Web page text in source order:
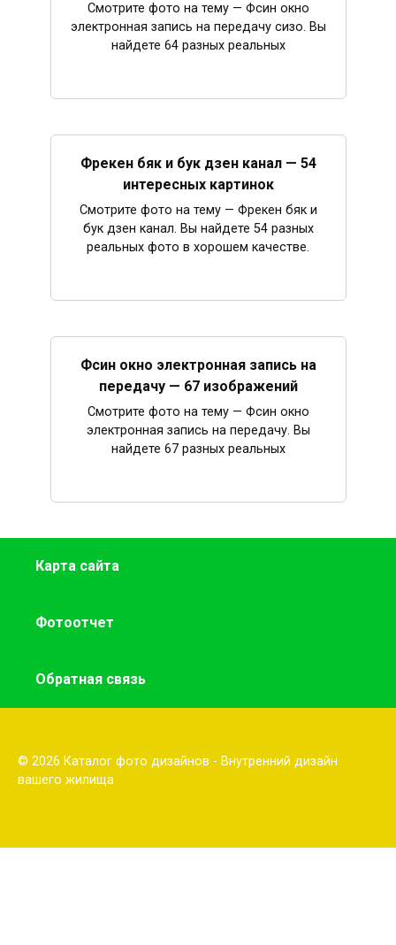
Смотрите фото на тему — Фсин окно
электронная запись на передачу сизо. Вы
найдете 64 разных реальных
Фрекен бяк и бук дзен канал — 54
интересных картинок
Смотрите фото на тему — Фрекен бяк и
бук дзен канал. Вы найдете 54 разных
реальных фото в хорошем качестве.
Фсин окно электронная запись на
передачу — 67 изображений
Смотрите фото на тему — Фсин окно
электронная запись на передачу. Вы
найдете 67 разных реальных
Карта сайта
Фотоотчет
Обратная связь
© 2026 Каталог фото дизайнов - Внутренний дизайн
вашего жилища